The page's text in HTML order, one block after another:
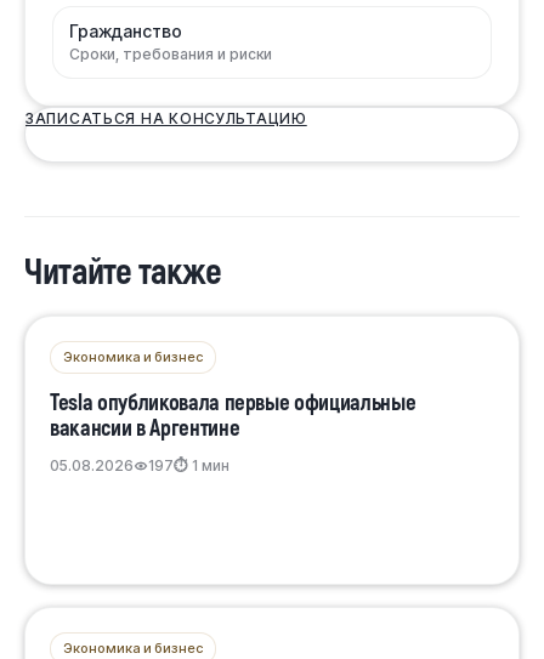
Гражданство
Сроки, требования и риски
ЗАПИСАТЬСЯ НА КОНСУЛЬТАЦИЮ
Читайте также
Экономика и бизнес
Tesla опубликовала первые официальные
вакансии в Аргентине
05.08.2026 197⏱ 1 мин
Экономика и бизнес